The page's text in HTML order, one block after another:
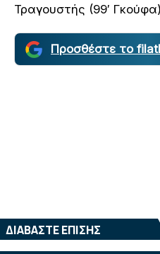
Τραγουστής (99′
Προσθέστε το
ΔΙΑΒΑΣΤΕ ΕΠΙΣΗΣ